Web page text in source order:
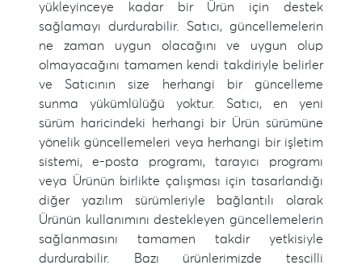
yükleyinceye kadar bir Ürün için destek
sağlamayı durdurabilir. Satıcı, güncellemelerin
ne zaman uygun olacağını ve uygun olup
olmayacağını tamamen kendi takdiriyle belirler
ve Satıcının size herhangi bir güncelleme
sunma yükümlülüğü yoktur. Satıcı, en yeni
sürüm haricindeki herhangi bir Ürün sürümüne
yönelik güncellemeleri veya herhangi bir işletim
sistemi, e-posta programı, tarayıcı programı
veya Ürünün birlikte çalışması için tasarlandığı
diğer yazılım sürümleriyle bağlantılı olarak
Ürünün kullanımını destekleyen güncellemelerin
sağlanmasını tamamen takdir yetkisiyle
durdurabilir. Bazı ürünlerimizde tescilli